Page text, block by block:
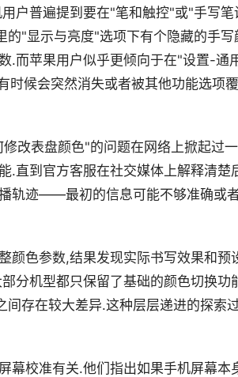
户普遍提到要在"笔和触控"或"手写笔
"显示与亮度"选项下有个隐藏的手写
.而苹果用户似乎更倾向于在"设置-通
时候会突然消失或者被其他功能选项覆
改表盘颜色"的问题在网络上掀起过一
.直到官方客服在社交媒体上解释清楚
轨迹——最初的信息可能不够准确或
颜色参数,结果发现实际书写效果和预
分机型都只保留了基础的颜色切换功
存在较大差异.这种层层递进的探索
幕校准有关.他们指出如果手机屏幕本